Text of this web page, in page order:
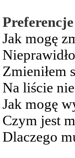
Jak mogę
Zmieniłem
Na liście
Jak mogę
Czym jest
Dlaczego